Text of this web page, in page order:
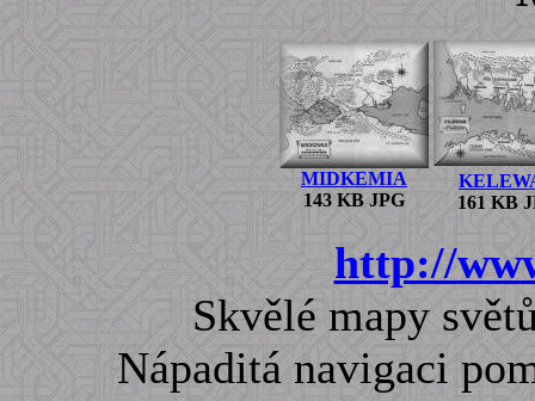
MIDKEMIA
143 KB JPG
161 KB
http://
Skvělé mapy
Nápaditá navigaci